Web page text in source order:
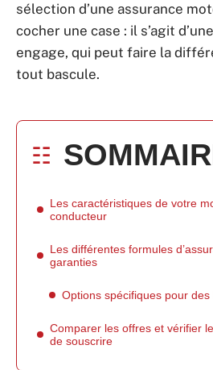
sélection d’une assurance
cocher une case : il s’agit
engage, qui peut faire la
tout bascule.
Les caractéristiques de votre
conducteur
Les différentes formules
garanties
Options spécifiques pour
Comparer les offres et vérifier
de souscrire